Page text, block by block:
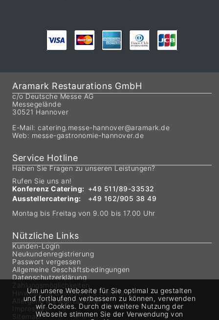
Aramark Restaurations GmbH
c/o Deutsche Messe AG
Messegelände
30521 Hannover
E-Mail: catering.messe-hannover@aramark.de
Web: messe-gastronomie-hannover.de
Service Hotline
Haben Sie Fragen zu unseren Leistungen?
Rufen Sie uns an!
Konferenz Catering: +49 511/89-33532
Ausstellercatering:
+49 162/905 38 49
Montag bis Freitag von 9.00 bis 17.00 Uhr
Nützliche Links
Kunden-Login
Neukundenregistrierung
Passwort vergessen
Allgemeine Geschäftsbedingungen
Datenschutzerklärung
Zahlungsmöglichkeiten
Hinweise zu Bestellung & Lieferung
Allergene & Zusatzsstoffe
Impressum
Sitemap
Um unsere Webseite für Sie optimal zu gestalten
und fortlaufend verbessern zu können, verwenden
wir Cookies. Durch die weitere Nutzung der
Webseite stimmen Sie der Verwendung von